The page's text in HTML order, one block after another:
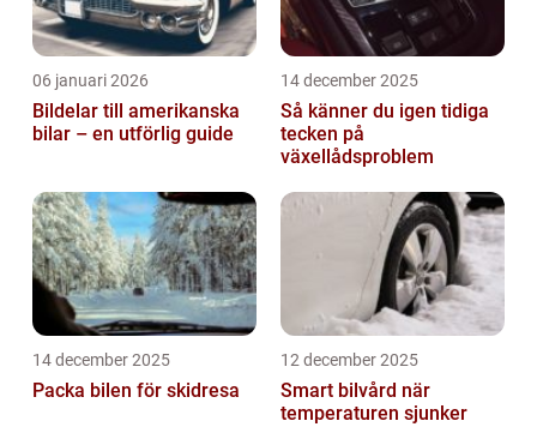
06 januari 2026
Bildelar till amerikanska
bilar – en utförlig guide
14 december 2025
Så känner du igen tidiga
tecken på
växellådsproblem
14 december 2025
Packa bilen för skidresa
12 december 2025
Smart bilvård när
temperaturen sjunker